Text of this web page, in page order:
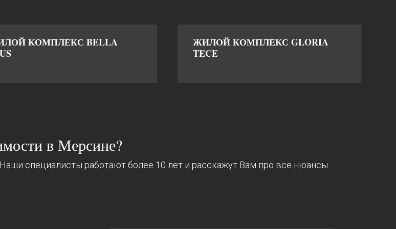
КОМПЛЕКС BELLA
ЖИЛОЙ КОМПЛЕКС GLORIA
TECE
в Мерсине?
специалисты работают более 10 лет и расскажут Вам про все нюансы